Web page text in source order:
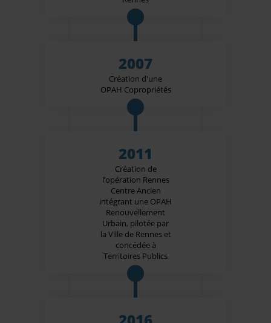
2007
Création d'une
OPAH Copropriétés
2011
Création de
l’opération Rennes
Centre Ancien
intégrant une OPAH
Renouvellement
Urbain, pilotée par
la Ville de Rennes et
concédée à
Territoires Publics